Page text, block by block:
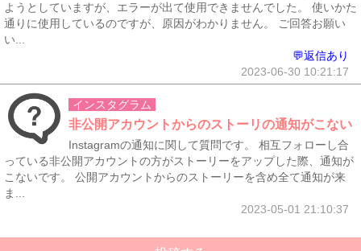
ようとしていますが、エラーが出て使用できませんでした。 使いかた
通りに使用しているのですが、原因がわかりません。 ご回答お願い
い...
💬返信あり
2023-06-30 10:21:17
インスタグラム
非公開アカウントからのストーリの通知がこない
Instagramの通知に関して質問です。 相互フォローし合
っている非公開アカウントの方がストーリーをアップした際、通知が
こないです。 公開アカウントからのストーリーを含め全て通知が来
ま...
2023-05-01 21:10:37